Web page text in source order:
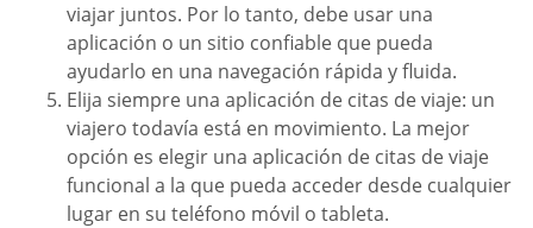
viajar juntos. Por lo tanto, debe usar una
aplicación o un sitio confiable que pueda
ayudarlo en una navegación rápida y fluida.
Elija siempre una aplicación de citas de viaje: un
viajero todavía está en movimiento. La mejor
opción es elegir una aplicación de citas de viaje
funcional a la que pueda acceder desde cualquier
lugar en su teléfono móvil o tableta.